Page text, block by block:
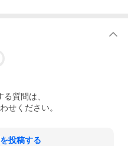
る質問は、
せください。
投稿する